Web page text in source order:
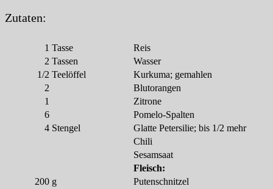
Zutaten:
1 Tasse
Reis
2 Tassen
Wasser
1/2 Teelöffel
Kurkuma; gemahlen
2
Blutorangen
1
Zitrone
6
Pomelo-Spalten
4 Stengel
Glatte Petersilie; bis 1/2 mehr
Chili
Sesamsaat
Fleisch:
200 g
Putenschnitzel